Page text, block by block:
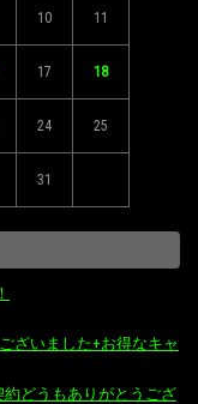
10 11
17 18
24 25
31
ざいました+お得なキャ
約どうもありがとうござ